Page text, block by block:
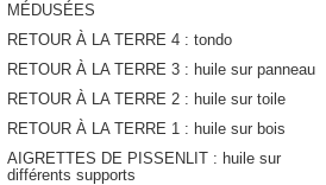
MÉDUSÉES
RETOUR À LA TERRE 4 : tondo
RETOUR À LA TERRE 3 : huile sur panneau
RETOUR À LA TERRE 2 : huile sur toile
RETOUR À LA TERRE 1 : huile sur bois
AIGRETTES DE PISSENLIT : huile sur
différents supports